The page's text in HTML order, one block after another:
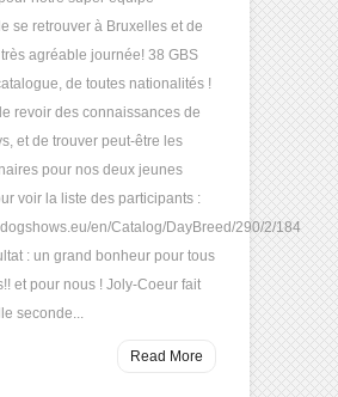
se retrouver à Bruxelles et de
agréable journée! 38 GBS
de toutes nationalités !
revoir des connaissances de
et de trouver peut-être les
pour nos deux jeunes
voir la liste des participants :
en/Catalog/DayBreed/290/2/184
: un grand bonheur pour tous
et pour nous ! Joly-Coeur fait
seconde...
Read More